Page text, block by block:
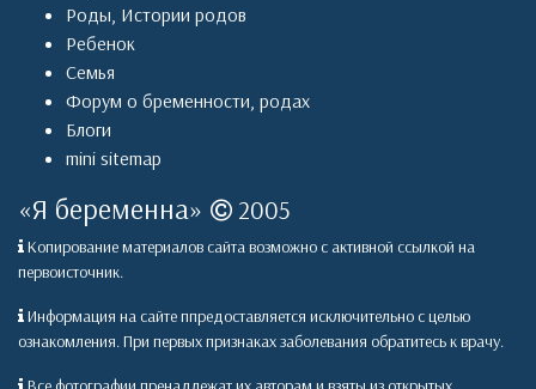
Роды, Истории родов
Ребенок
Семья
Форум о бременности, родах
Блоги
mini sitemap
«Я беременна» 2005
Копирование материалов сайта возможно с активной ссылкой на
первоисточник.
Информация на сайте ппредоставляется исключительно с целью
ознакомления. При первых признаках заболевания обратитесь к врачу.